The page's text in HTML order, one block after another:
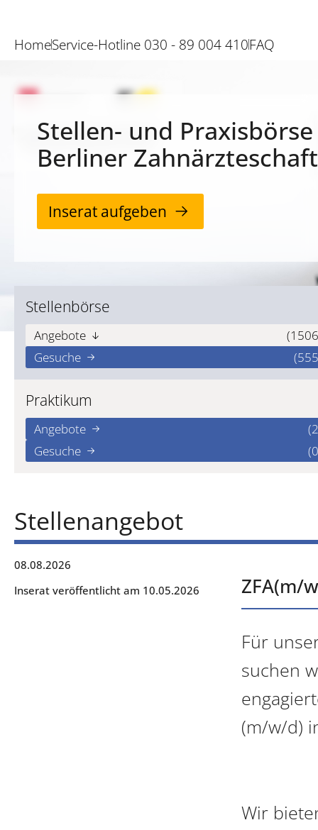
HomeService-Hotline 030 - 89 004 410FAQ
Stellen- und
Berliner Zahnärzteschaft
Inserat aufgeben
Stellenbörse
Angebote
Gesuche
Praktikum
Angebote
Gesuche
Stellenangebot
08.08.2026
Inserat veröffentlicht am 10.05.2026
ZFA(m/
Für
suchen
(m/w/d)
Wir